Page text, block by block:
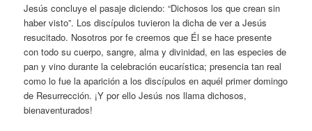
Jesús concluye el pasaje diciendo: “Dichosos los que crean sin
haber visto”. Los discípulos tuvieron la dicha de ver a Jesús
resucitado. Nosotros por fe creemos que Él se hace presente
con todo su cuerpo, sangre, alma y divinidad, en las especies de
pan y vino durante la celebración eucarística; presencia tan real
como lo fue la aparición a los discípulos en aquél primer domingo
de Resurrección. ¡Y por ello Jesús nos llama dichosos,
bienaventurados!